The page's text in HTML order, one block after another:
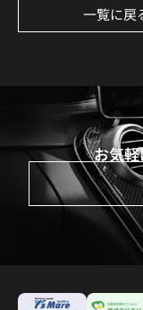
一覧に戻
お気